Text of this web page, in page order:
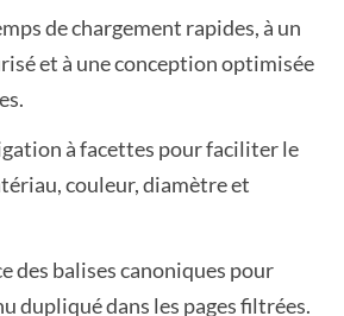
de chargement rapides, à un
et à une conception optimisée
à facettes pour faciliter le
couleur, diamètre et
des balises canoniques pour
dupliqué dans les pages filtrées.